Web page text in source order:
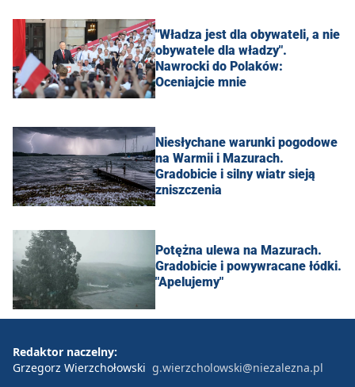
"Władza jest dla obywateli, a nie
obywatele dla władzy".
Nawrocki do Polaków:
Oceniajcie mnie
Niesłychane warunki pogodowe
na Warmii i Mazurach.
Gradobicie i silny wiatr sieją
zniszczenia
Potężna ulewa na Mazurach.
Gradobicie i powywracane łódki.
"Apelujemy"
Redaktor naczelny:
Grzegorz Wierzchołowski g.wierzcholowski@niezalezna.pl